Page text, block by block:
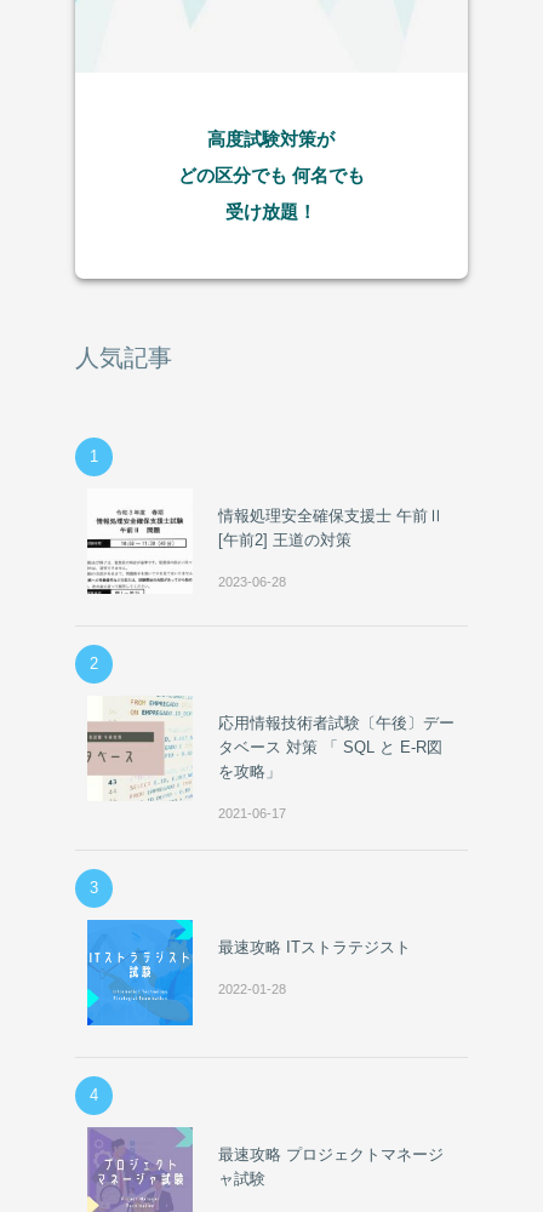
高度試験対策が
どの区分でも 何名でも
受け放題！
人気記事
1
情報処理安全確保支援士 午前Ⅱ
[午前2] 王道の対策
2023-06-28
2
応用情報技術者試験〔午後〕デー
タベース 対策 「 SQL と E-R図
を攻略」
2021-06-17
3
最速攻略 ITストラテジスト
2022-01-28
4
最速攻略 プロジェクトマネージ
ャ試験